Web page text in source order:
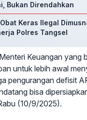
Bukan Direndahkan
Keras Ilegal
Polres Tangsel
Keuangan yang
untuk lebih awal
pengurangan defisit
bisa
(10/9/2025).